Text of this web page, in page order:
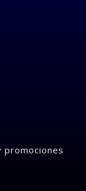
promociones